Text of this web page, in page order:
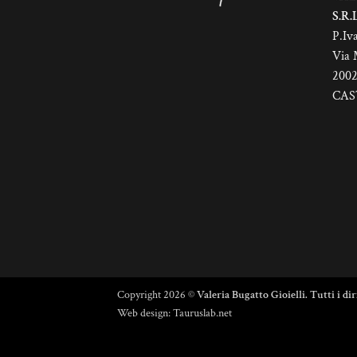
del
Via
Copyright 2026 ©Valeria Bugatto Gioielli. Tutti i
Web design:Tauruslab.net